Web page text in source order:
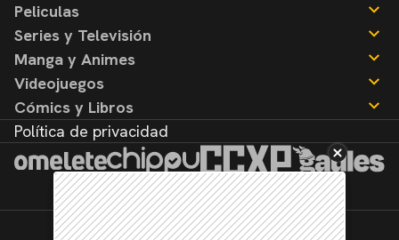
Peliculas
Noticias
Reseñas
Series y Televisión
Noticias
Reseñas
Manga y Animes
Noticias
Reseñas
Videojuegos
Noticias
Reseñas
Cómics y Libros
Noticias
Reseñas
Política de privacidad